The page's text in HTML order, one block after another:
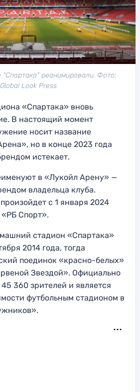
"Спартака" реанимировали. Фото:
Global Look Press
«Спартака» вновь
В настоящий момент
носит название
но в конце 2023 года
истекает.
в «Лукойл Арену» —
владельца клуба.
с 1 января 2024
«РБ Спорт».
стадион «Спартака»
2014 года, тогда
поединок «красно-белых»
Звездой». Официально
360 зрителей и является
футбольным стадионом в